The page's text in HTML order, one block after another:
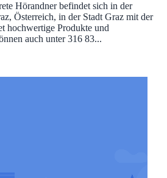
Hörandner befindet sich in der
Österreich, in der Stadt Graz mit der
hochwertige Produkte und
auch unter 316 83...